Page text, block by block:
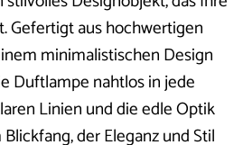
Gefertigt aus hochwertigen
minimalistischen Design
Duftlampe nahtlos in jede
Linien und die edle Optik
der Eleganz und Stil